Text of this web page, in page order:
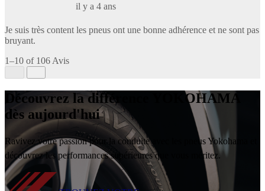
il y a 4 ans
Je suis très content les pneus ont une bonne adhérence et ne sont pas
bruyant.
1–10 of 106 Avis
Découvrez la différence YOKOHAMA
dès aujourd'hui
Ravivez votre passion pour la conduite avec les pneus Yokohama et
découvrez les performances supérieures que vous méritez.